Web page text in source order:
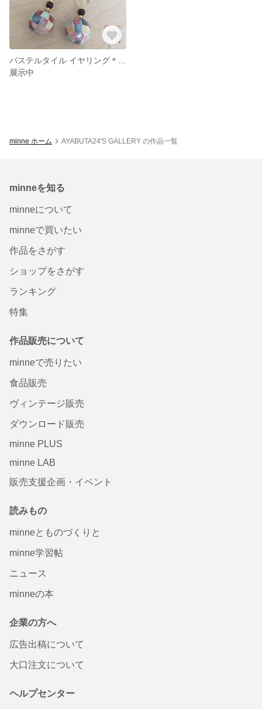
展示中
minne ホーム AYABUTA24'S GALLERY の作品一覧
minneを知る
minneについて
minneで買いたい
作品をさがす
ショップをさがす
ランキング
特集
作品販売について
minneで売りたい
食品販売
ヴィンテージ販売
ダウンロード販売
minne PLUS
minne LAB
販売支援企画・イベント
読みもの
minneとものづくりと
minne学習帖
ニュース
minneの本
企業の方へ
広告出稿について
大口注文について
ヘルプセンター